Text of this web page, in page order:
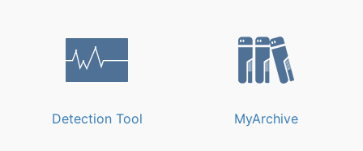
Detection Tool MyArchive